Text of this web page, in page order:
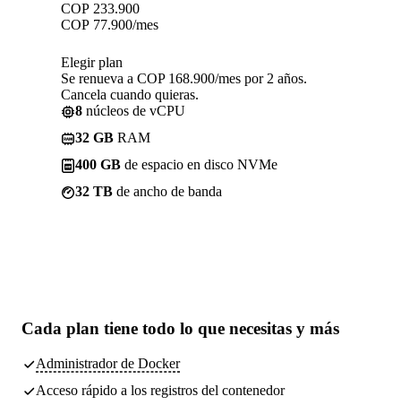
COP 233.900
COP 77.900/mes
Elegir plan
Se renueva a COP 168.900/mes por 2 años.
Cancela cuando quieras.
8 núcleos de vCPU
32 GB RAM
400 GB de espacio en disco NVMe
32 TB de ancho de banda
Cada plan tiene todo lo que necesitas y más
Administrador de Docker
Acceso rápido a los registros del contenedor